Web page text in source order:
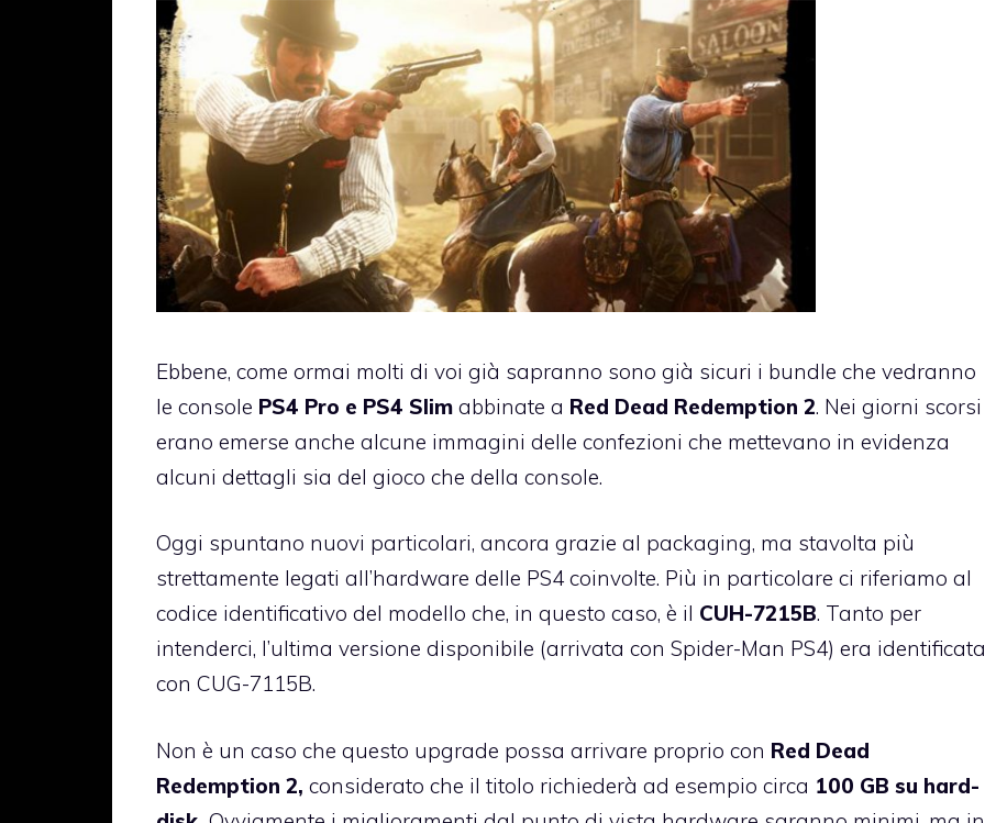
Ebbene, come ormai molti di voi già sapranno sono già sicuri i bundle che vedranno
le console PS4 Pro e PS4 Slim abbinate a Red Dead Redemption 2. Nei giorni scorsi
erano emerse anche alcune immagini delle confezioni che mettevano in evidenza
alcuni dettagli sia del gioco che della console.
Oggi spuntano nuovi particolari, ancora grazie al packaging, ma stavolta più
strettamente legati all’hardware delle PS4 coinvolte. Più in particolare ci riferiamo al
codice identificativo del modello che, in questo caso, è il CUH-7215B. Tanto per
intenderci, l’ultima versione disponibile (arrivata con Spider-Man PS4) era identificata
con CUG-7115B.
Non è un caso che questo upgrade possa arrivare proprio con Red Dead
Redemption 2, considerato che il titolo richiederà ad esempio circa 100 GB su hard-